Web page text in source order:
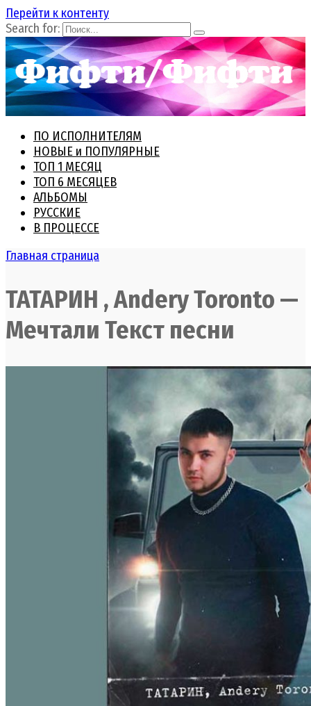
Перейти к контенту
Search for:
ПО ИСПОЛНИТЕЛЯМ
НОВЫЕ и ПОПУЛЯРНЫЕ
ТОП 1 МЕСЯЦ
ТОП 6 МЕСЯЦЕВ
АЛЬБОМЫ
РУССКИЕ
В ПРОЦЕССЕ
Главная страница
ТАТАРИН , Andery Toronto —
Мечтали Текст песни